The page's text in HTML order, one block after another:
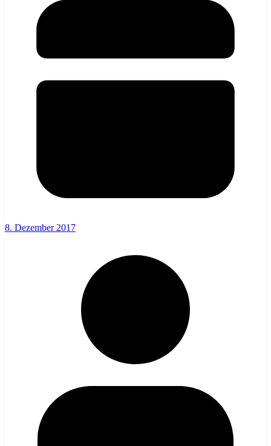
8. Dezember 2017